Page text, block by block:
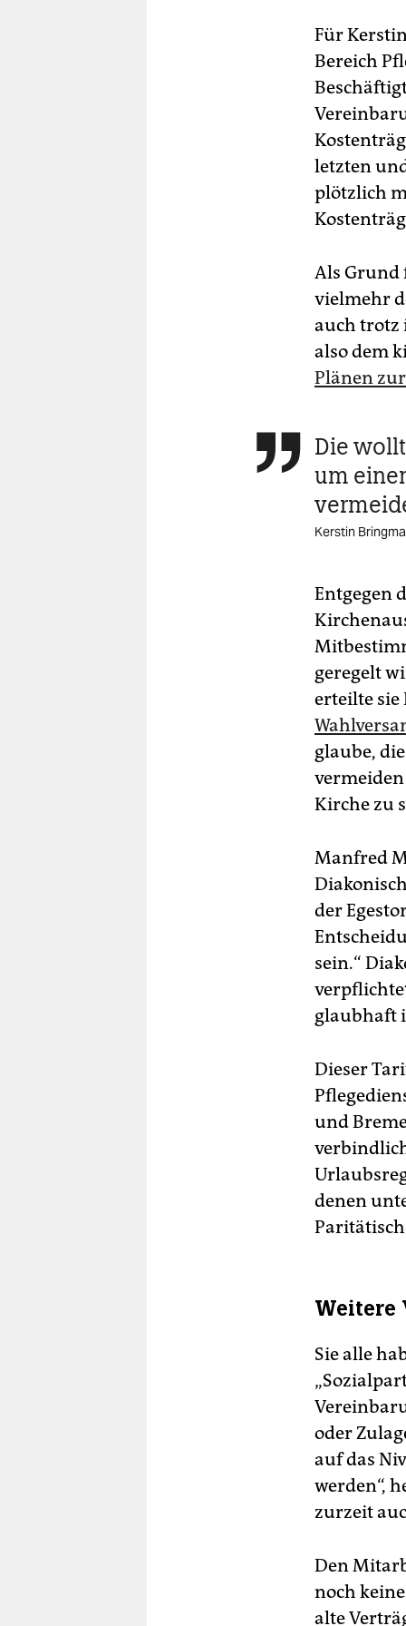
Für
Bereich
letzten
plötzlich
Als Grund
vielmehr
auch trotz
also dem
Plänen
 Die
um
Kerstin
Entgegen
geregelt
erteilte
glaube,
Kirche zu
Manfred
der
sein.“
glaubhaft
Dieser
und
denen
Weitere
Sie alle
oder
auf das
werden“,
zurzeit
Den
noch
alte